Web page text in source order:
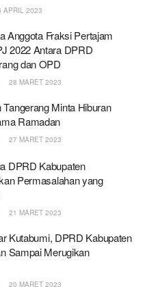
APRIL 2023
Anggota Fraksi Pertajam
2022 Antara DPRD
dan OPD
28 MARET 2023
Minta Hiburan
Ramadan
27 MARET 2023
DPRD Kabupaten
Permasalahan yang
21 MARET 2023
Kutabumi, DPRD Kabupaten
Sampai Merugikan
20 MARET 2023